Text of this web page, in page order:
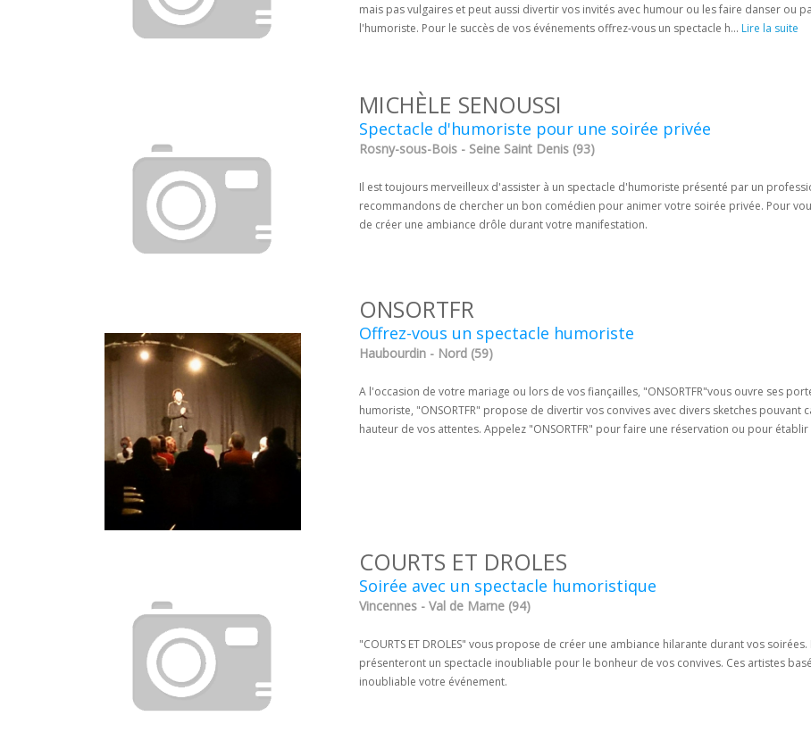
mais pas vulgaires et peut aussi divertir vos invités avec humour ou les faire danser ou
l'humoriste. Pour le succès de vos événements offrez-vous un spectacle h... Lire la suite
MICHÈLE SENOUSSI
Spectacle d'humoriste pour une soirée privée
Rosny-sous-Bois - Seine Saint Denis (93)
Il est toujours merveilleux d'assister à un spectacle d'humoriste présenté par un
recommandons de chercher un bon comédien pour animer votre soirée privée. Pour
de créer une ambiance drôle durant votre manifestation.
ONSORTFR
Offrez-vous un spectacle humoriste
Haubourdin - Nord (59)
A l'occasion de votre mariage ou lors de vos fiançailles, "ONSORTFR"vous ouvre ses
humoriste, "ONSORTFR" propose de divertir vos convives avec divers sketches
hauteur de vos attentes. Appelez "ONSORTFR" pour faire une réservation ou pour
COURTS ET DROLES
Soirée avec un spectacle humoristique
Vincennes - Val de Marne (94)
"COURTS ET DROLES" vous propose de créer une ambiance hilarante durant vos
présenteront un spectacle inoubliable pour le bonheur de vos convives. Ces artistes
inoubliable votre événement.